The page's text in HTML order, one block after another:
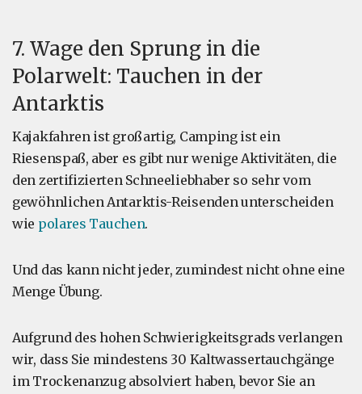
7. Wage den Sprung in die
Polarwelt: Tauchen in der
Antarktis
Kajakfahren ist großartig, Camping ist ein
Riesenspaß, aber es gibt nur wenige Aktivitäten, die
den zertifizierten Schneeliebhaber so sehr vom
gewöhnlichen Antarktis-Reisenden unterscheiden
wie polares Tauchen.
Und das kann nicht jeder, zumindest nicht ohne eine
Menge Übung.
Aufgrund des hohen Schwierigkeitsgrads verlangen
wir, dass Sie mindestens 30 Kaltwassertauchgänge
im Trockenanzug absolviert haben, bevor Sie an